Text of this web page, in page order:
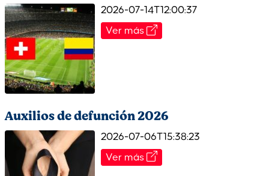
2026-07-14T12:00:37
Ver más
Auxilios de defunción 2026
2026-07-06T15:38:23
Ver más